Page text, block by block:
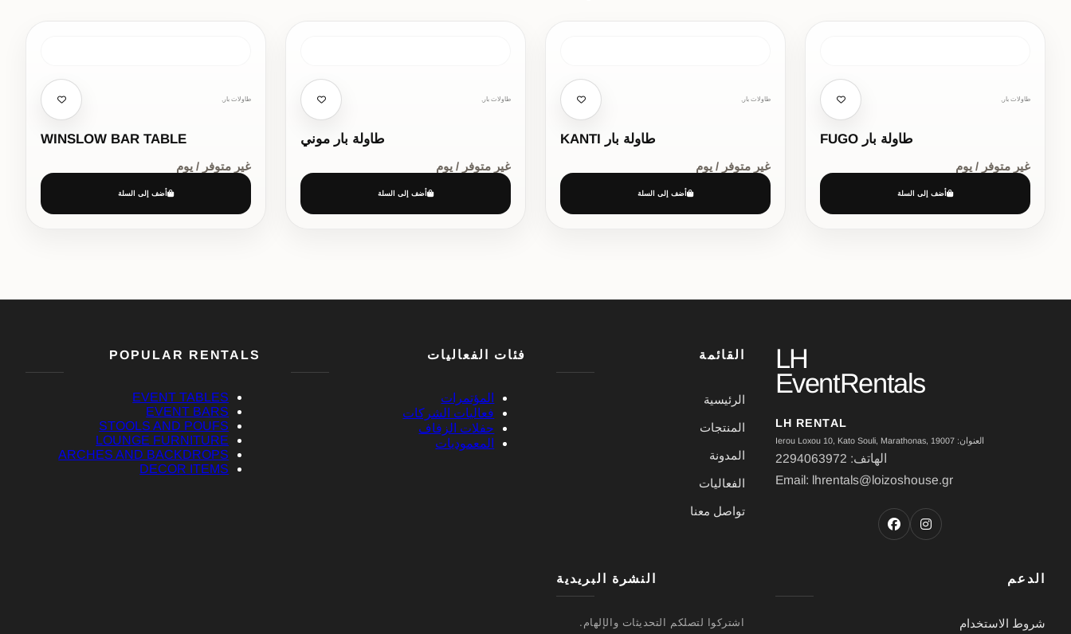
طاولات بار,
طاولة بار FUGO
غير متوفر / يوم
أضف إلى السلة
طاولات بار,
طاولة بار KANTI
غير متوفر / يوم
أضف إلى السلة
طاولات بار,
طاولة بار موني
غير متوفر / يوم
أضف إلى السلة
طاولات بار,
WINSLOW BAR TABLE
غير متوفر / يوم
أضف إلى السلة
LH
EventRentals
LH RENTAL
العنوان: Ierou Loxou 10, Kato Souli, Marathonas, 19007
الهاتف: 2294063972
Email: lhrentals@loizoshouse.gr
القائمة
الرئيسية
المنتجات
المدونة
الفعاليات
تواصل معنا
فئات الفعاليات
المؤتمرات
فعاليات الشركات
حفلات الزفاف
المعموديات
POPULAR RENTALS
EVENT TABLES
EVENT BARS
STOOLS AND POUFS
LOUNGE FURNITURE
ARCHES AND BACKDROPS
DECOR ITEMS
الدعم
شروط الاستخدام
النشرة البريدية
اشتركوا لتصلكم التحديثات والإلهام.